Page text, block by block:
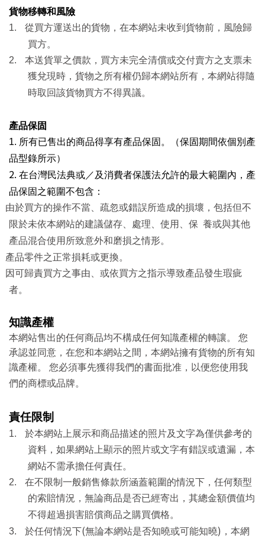
貨物移轉和風險
1.
從買方運送出的貨物，在本網站未收到貨物前，風險歸
買方。
2.
本送貨單之價款，買方未完全清償或交付賣方之支票未
獲兌現時，貨物之所有權仍歸本網站所有，本網站得隨
時取回該貨物買方不得異議。
產品保固
1. 所有已售出的商品得享有產品保固。（保固期間依個別產
品型錄所示）
2. 在台灣民法典或／及消費者保護法允許的最大範圍內，產
品保固之範圍不包含：
由於買方的操作不當、疏忽或錯誤所造成的損壞，包括但不
限於未依本網站的建議儲存、處理、使用、保 養或與其他
產品混合使用所致意外和磨損之情形。
產品零件之正常損耗或更換。
因可歸責買方之事由、或依買方之指示導致產品發生瑕疵
者。
知識產權
本網站售出的任何商品均不構成任何知識產權的轉讓。 您
承認並同意，在您和本網站之間，本網站擁有貨物的所有知
識產權。 您必須事先獲得我們的書面批准，以便您使用我
們的商標或品牌。
責任限制
1.
於本網站上展示和商品描述的照片及文字為僅供參考的
資料，如果網站上顯示的照片或文字有錯誤或遺漏，本
網站不需承擔任何責任。
2.
在不限制一般銷售條款所涵蓋範圍的情況下，任何類型
的索賠情況，無論商品是否已經寄出，其總金額價值均
不得超過損害賠償商品之購買價格。
3.
於任何情況下(無論本網站是否知曉或可能知曉) ，本網